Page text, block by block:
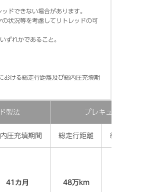
ドできない場合があります。
状況等を考慮してリトレッドの可
れかであること。
ける総走行距離及び総内圧充填期
製法 プレキュア製法
圧充填期間 総走行距離 総内圧充填期間
41カ月 48万km